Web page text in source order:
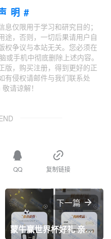
明#
仅限用于学习和研究目的；
途，否则，一切后果请用户自
权争议与本站无关。您必须在
手机中彻底删除上述内容。
版，购买注册，得到更好的正
有侵权请邮件与我们联系处
请谅解！
QQ 复制链接
下一篇
蒙牛赢世界杯好礼 亲测中马克杯一个